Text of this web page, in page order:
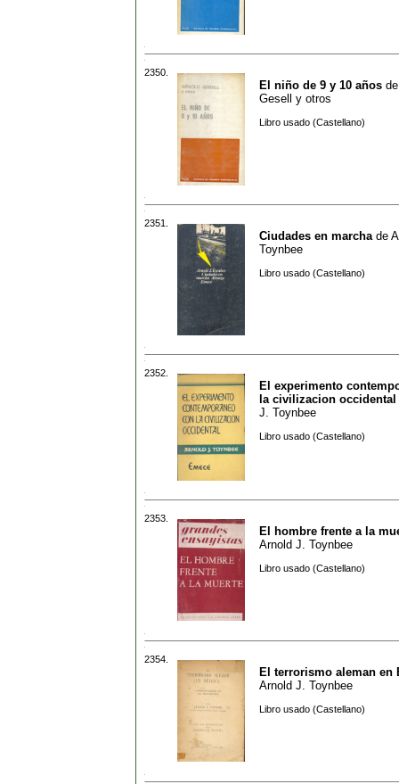
2350.
El niño de 9 y 10 años
Gesell y otros
Libro usado (Castellano)
2351.
Ciudades en marcha de
Toynbee
Libro usado (Castellano)
2352.
El experimento
la civilizacion occidental
J. Toynbee
Libro usado (Castellano)
2353.
El hombre frente a la
Arnold J. Toynbee
Libro usado (Castellano)
2354.
El terrorismo aleman en
Arnold J. Toynbee
Libro usado (Castellano)